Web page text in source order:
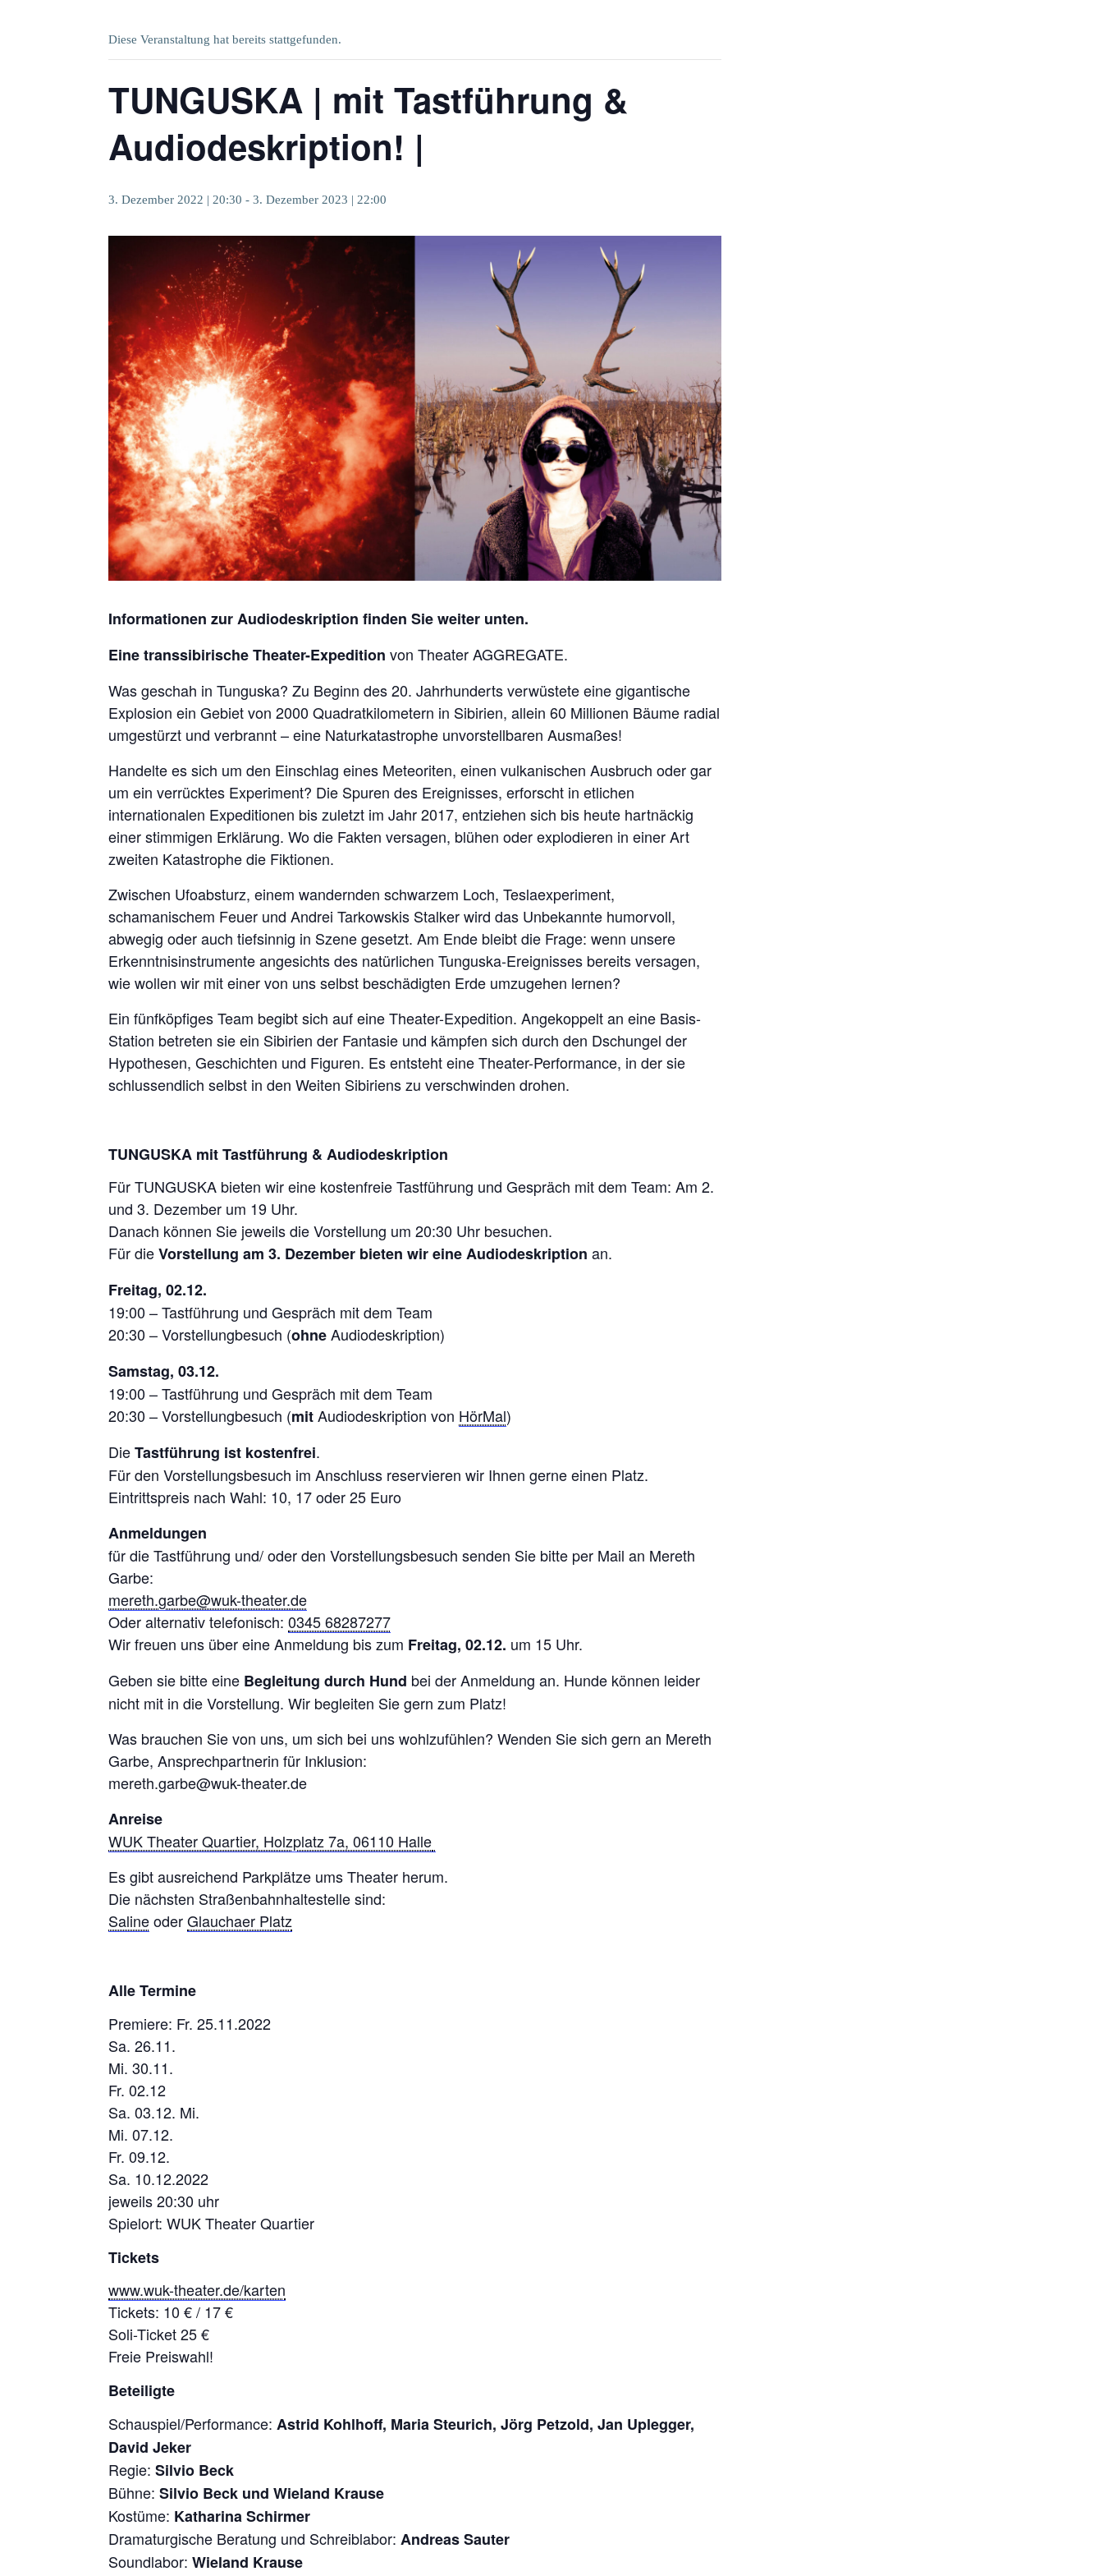
Diese Veranstaltung hat bereits stattgefunden.
TUNGUSKA | mit Tastführung &
Audiodeskription! |
3. Dezember 2022 | 20:30 - 3. Dezember 2023 | 22:00
Informationen zur Audiodeskription finden Sie weiter unten.
Eine transsibirische Theater-Expedition von Theater AGGREGATE.
Was geschah in Tunguska? Zu Beginn des 20. Jahrhunderts verwüstete eine gigantische
Explosion ein Gebiet von 2000 Quadratkilometern in Sibirien, allein 60 Millionen Bäume radial
umgestürzt und verbrannt – eine Naturkatastrophe unvorstellbaren Ausmaßes!
Handelte es sich um den Einschlag eines Meteoriten, einen vulkanischen Ausbruch oder gar
um ein verrücktes Experiment? Die Spuren des Ereignisses, erforscht in etlichen
internationalen Expeditionen bis zuletzt im Jahr 2017, entziehen sich bis heute hartnäckig
einer stimmigen Erklärung. Wo die Fakten versagen, blühen oder explodieren in einer Art
zweiten Katastrophe die Fiktionen.
Zwischen Ufoabsturz, einem wandernden schwarzem Loch, Teslaexperiment,
schamanischem Feuer und Andrei Tarkowskis Stalker wird das Unbekannte humorvoll,
abwegig oder auch tiefsinnig in Szene gesetzt. Am Ende bleibt die Frage: wenn unsere
Erkenntnisinstrumente angesichts des natürlichen Tunguska-Ereignisses bereits versagen,
wie wollen wir mit einer von uns selbst beschädigten Erde umzugehen lernen?
Ein fünfköpfiges Team begibt sich auf eine Theater-Expedition. Angekoppelt an eine Basis-
Station betreten sie ein Sibirien der Fantasie und kämpfen sich durch den Dschungel der
Hypothesen, Geschichten und Figuren. Es entsteht eine Theater-Performance, in der sie
schlussendlich selbst in den Weiten Sibiriens zu verschwinden drohen.
TUNGUSKA mit Tastführung & Audiodeskription
Für TUNGUSKA bieten wir eine kostenfreie Tastführung und Gespräch mit dem Team: Am 2.
und 3. Dezember um 19 Uhr.
Danach können Sie jeweils die Vorstellung um 20:30 Uhr besuchen.
Für dieVorstellung am 3. Dezember bieten wir eine Audiodeskription an.
Freitag, 02.12.
19:00 – Tastführung und Gespräch mit dem Team
20:30 – Vorstellungbesuch (ohneAudiodeskription)
Samstag, 03.12.
19:00 – Tastführung und Gespräch mit dem Team
20:30 – Vorstellungbesuch (mitAudiodeskription von HörMal)
DieTastführung ist kostenfrei.
Für den Vorstellungsbesuch im Anschluss reservieren wir Ihnen gerne einen Platz.
Eintrittspreis nach Wahl: 10, 17 oder 25 Euro
Anmeldungen
für die Tastführung und/ oder den Vorstellungsbesuch senden Sie bitte per Mail an Mereth
Garbe:
mereth.garbe@wuk-theater.de
Oder alternativ telefonisch: 0345 68287277
Wir freuen uns über eine Anmeldung bis zum Freitag, 02.12. um 15 Uhr.
Geben sie bitte eine Begleitung durch Hund bei der Anmeldung an. Hunde können leider
nicht mit in die Vorstellung. Wir begleiten Sie gern zum Platz!
Was brauchen Sie von uns, um sich bei uns wohlzufühlen? Wenden Sie sich gern an Mereth
Garbe, Ansprechpartnerin für Inklusion:
mereth.garbe@wuk-theater.de
Anreise
WUK Theater Quartier, Holzplatz 7a, 06110 Halle
Es gibt ausreichend Parkplätze ums Theater herum.
Die nächsten Straßenbahnhaltestelle sind:
SalineoderGlauchaer Platz
Alle Termine
Premiere: Fr. 25.11.2022
Sa. 26.11.
Mi. 30.11.
Fr. 02.12
Sa. 03.12. Mi.
Mi. 07.12.
Fr. 09.12.
Sa. 10.12.2022
jeweils 20:30 uhr
Spielort: WUK Theater Quartier
Tickets
www.wuk-theater.de/karten
Tickets: 10 € / 17 €
Soli-Ticket 25 €
Freie Preiswahl!
Beteiligte
Schauspiel/Performance: Astrid Kohlhoff, Maria Steurich, Jörg Petzold, Jan Uplegger,
David Jeker
Regie: Silvio Beck
Bühne: Silvio Beck und Wieland Krause
Kostüme: Katharina Schirmer
Dramaturgische Beratung und Schreiblabor: Andreas Sauter
Soundlabor: Wieland Krause